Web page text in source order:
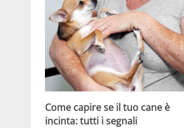
Come capire se il tuo cane è
incinta: tutti i segnali